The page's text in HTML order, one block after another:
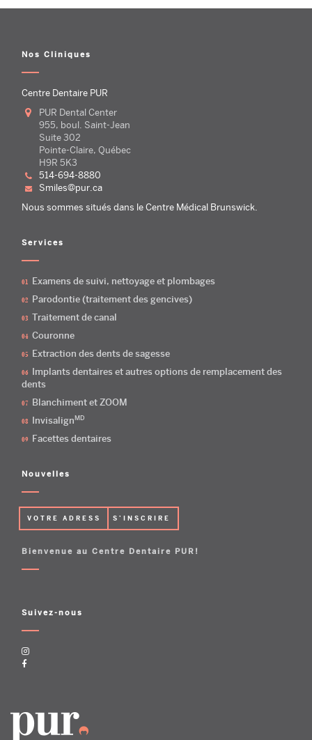
Nos Cliniques
Centre Dentaire PUR
PUR Dental Center
955, boul. Saint-Jean
Suite 302
Pointe-Claire, Québec
H9R 5K3
514-694-8880
smiles@pur.ca
Nous sommes situés dans le Centre Médical Brunswick.
Services
Examens de suivi, nettoyage et plombages
Parodontie (traitement des gencives)
Traitement de canal
Couronne
Extraction des dents de sagesse
Implants dentaires et autres options de remplacement des
dents
Blanchiment et ZOOM
Invisalign MD
Facettes dentaires
Nouvelles
Bienvenue au Centre Dentaire PUR!
Suivez-nous